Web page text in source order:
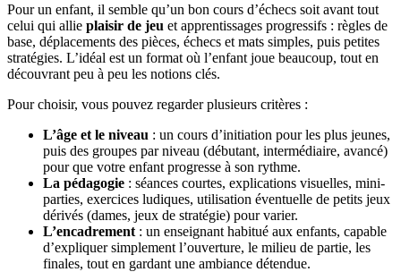
Pour un enfant, il semble qu’un bon cours d’échecs soit avant tout
celui qui allie plaisir de jeu et apprentissages progressifs : règles de
base, déplacements des pièces, échecs et mats simples, puis petites
stratégies. L’idéal est un format où l’enfant joue beaucoup, tout en
découvrant peu à peu les notions clés.
Pour choisir, vous pouvez regarder plusieurs critères :
L’âge et le niveau : un cours d’initiation pour les plus jeunes,
puis des groupes par niveau (débutant, intermédiaire, avancé)
pour que votre enfant progresse à son rythme.
La pédagogie : séances courtes, explications visuelles, mini-
parties, exercices ludiques, utilisation éventuelle de petits jeux
dérivés (dames, jeux de stratégie) pour varier.
L’encadrement : un enseignant habitué aux enfants, capable
d’expliquer simplement l’ouverture, le milieu de partie, les
finales, tout en gardant une ambiance détendue.